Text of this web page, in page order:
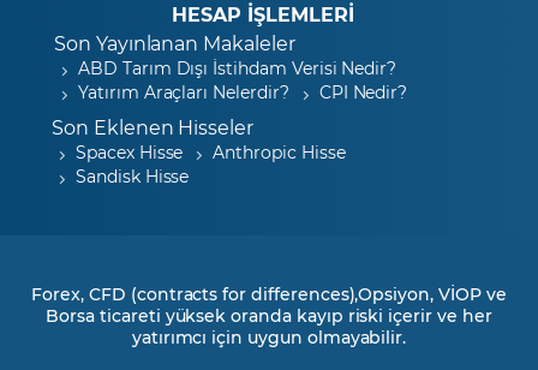
HESAP İŞLEMLERİ
Son Yayınlanan Makaleler
ABD Tarım Dışı İstihdam Verisi Nedir?
Yatırım Araçları Nelerdir?
CPI Nedir?
Son Eklenen Hisseler
Spacex Hisse
Anthropic Hisse
Sandisk Hisse
Forex, CFD (contracts for differences),Opsiyon, VİOP ve
Borsa ticareti yüksek oranda kayıp riski içerir ve her
yatırımcı için uygun olmayabilir.